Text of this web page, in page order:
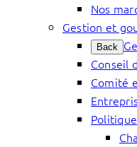
Nos
Gestion et
Back
Conseil
Comité